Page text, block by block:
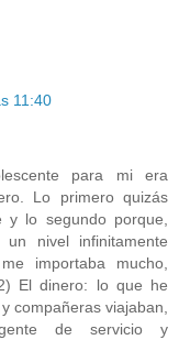
11:40
para mi era
Lo primero quizás
y lo segundo porque,
nivel infinitamente
importaba mucho,
El dinero: lo que he
compañeras viajaban,
de servicio y